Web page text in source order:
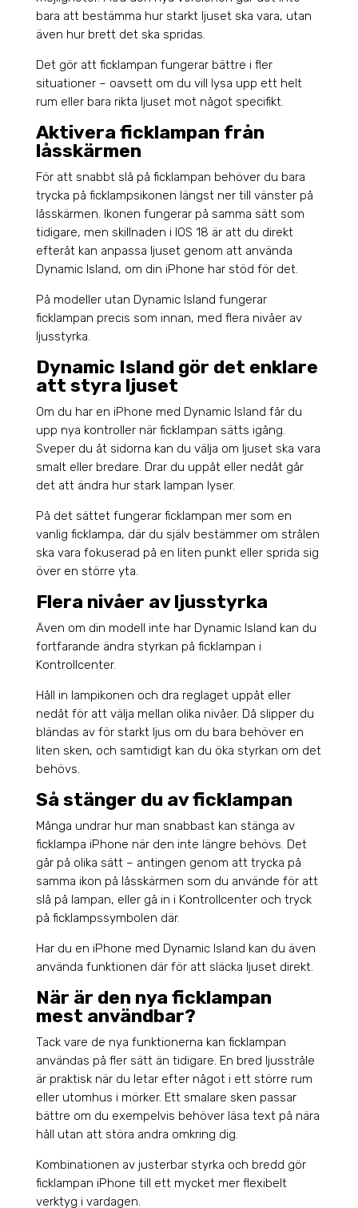
bara att bestämma hur starkt ljuset ska vara, utan
även hur brett det ska spridas.
Det gör att ficklampan fungerar bättre i fler
situationer – oavsett om du vill lysa upp ett helt
rum eller bara rikta ljuset mot något specifikt.
Aktivera ficklampan från
låsskärmen
För att snabbt slå på ficklampan behöver du bara
trycka på ficklampsikonen längst ner till vänster på
låsskärmen. Ikonen fungerar på samma sätt som
tidigare, men skillnaden i IOS 18 är att du direkt
efteråt kan anpassa ljuset genom att använda
Dynamic Island, om din iPhone har stöd för det.
På modeller utan Dynamic Island fungerar
ficklampan precis som innan, med flera nivåer av
ljusstyrka.
Dynamic Island gör det enklare
att styra ljuset
Om du har en iPhone med Dynamic Island får du
upp nya kontroller när ficklampan sätts igång.
Sveper du åt sidorna kan du välja om ljuset ska vara
smalt eller bredare. Drar du uppåt eller nedåt går
det att ändra hur stark lampan lyser.
På det sättet fungerar ficklampan mer som en
vanlig ficklampa, där du själv bestämmer om strålen
ska vara fokuserad på en liten punkt eller sprida sig
över en större yta.
Flera nivåer av ljusstyrka
Även om din modell inte har Dynamic Island kan du
fortfarande ändra styrkan på ficklampan i
Kontrollcenter.
Håll in lampikonen och dra reglaget uppåt eller
nedåt för att välja mellan olika nivåer. Då slipper du
bländas av för starkt ljus om du bara behöver en
liten sken, och samtidigt kan du öka styrkan om det
behövs.
Så stänger du av ficklampan
Många undrar hur man snabbast kan stänga av
ficklampa iPhone när den inte längre behövs. Det
går på olika sätt – antingen genom att trycka på
samma ikon på låsskärmen som du använde för att
slå på lampan, eller gå in i Kontrollcenter och tryck
på ficklampssymbolen där.
Har du en iPhone med Dynamic Island kan du även
använda funktionen där för att släcka ljuset direkt.
När är den nya ficklampan
mest användbar?
Tack vare de nya funktionerna kan ficklampan
användas på fler sätt än tidigare. En bred ljusstråle
är praktisk när du letar efter något i ett större rum
eller utomhus i mörker. Ett smalare sken passar
bättre om du exempelvis behöver läsa text på nära
håll utan att störa andra omkring dig.
Kombinationen av justerbar styrka och bredd gör
ficklampan iPhone till ett mycket mer flexibelt
verktyg i vardagen.